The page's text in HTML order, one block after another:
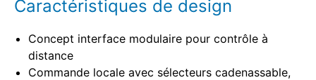
Caractéristiques de design
Concept interface modulaire pour contrôle à
distance
Commande locale avec sélecteurs cadenassable,